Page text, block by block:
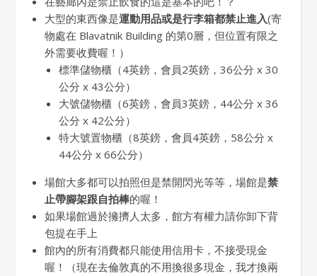
大型的東西像是運動用品或是行李箱都禁止進入(寄
物處在 Blavatnik Building 的第0層，但位置有限之
外需要收費喔！）
標準儲物櫃（4英鎊，會員2英鎊，36公分 x 30
公分 x 43公分）
大號儲物櫃（6英鎊，會員3英鎊，44公分 x 36
公分 x 42公分）
特大號置物櫃（8英鎊，會員4英鎊，58公分 x
44公分 x 66公分）
場館大多都可以拍照但是禁開閃光等等，場館是禁
止帶腳架跟自拍棒的喔！
如果場館過於擁擠人太多，館方有權力請你卸下背
包提在手上
館內的所有消費都只能使用信用卡，不接受現金
喔！（現在去倫敦真的不用換很多現金，我才換兩